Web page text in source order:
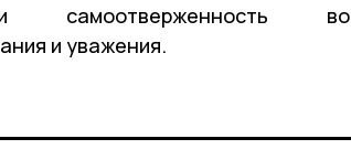
во
и уважения.